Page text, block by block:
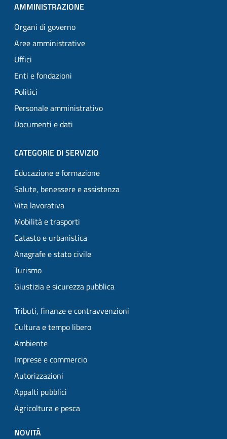
AMMINISTRAZIONE
Organi di governo
Aree amministrative
Uffici
Enti e fondazioni
Politici
Personale amministrativo
Documenti e dati
CATEGORIE DI SERVIZIO
Educazione e formazione
Salute, benessere e assistenza
Vita lavorativa
Mobilità e trasporti
Catasto e urbanistica
Anagrafe e stato civile
Turismo
Giustizia e sicurezza pubblica
Tributi, finanze e contravvenzioni
Cultura e tempo libero
Ambiente
Imprese e commercio
Autorizzazioni
Appalti pubblici
Agricoltura e pesca
NOVITÀ